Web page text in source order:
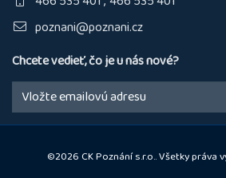
poznani@poznani.cz
Chcete vedieť, čo je u nás nové?
Email:
©2026 CK Poznání s.r.o.. Všetky práva